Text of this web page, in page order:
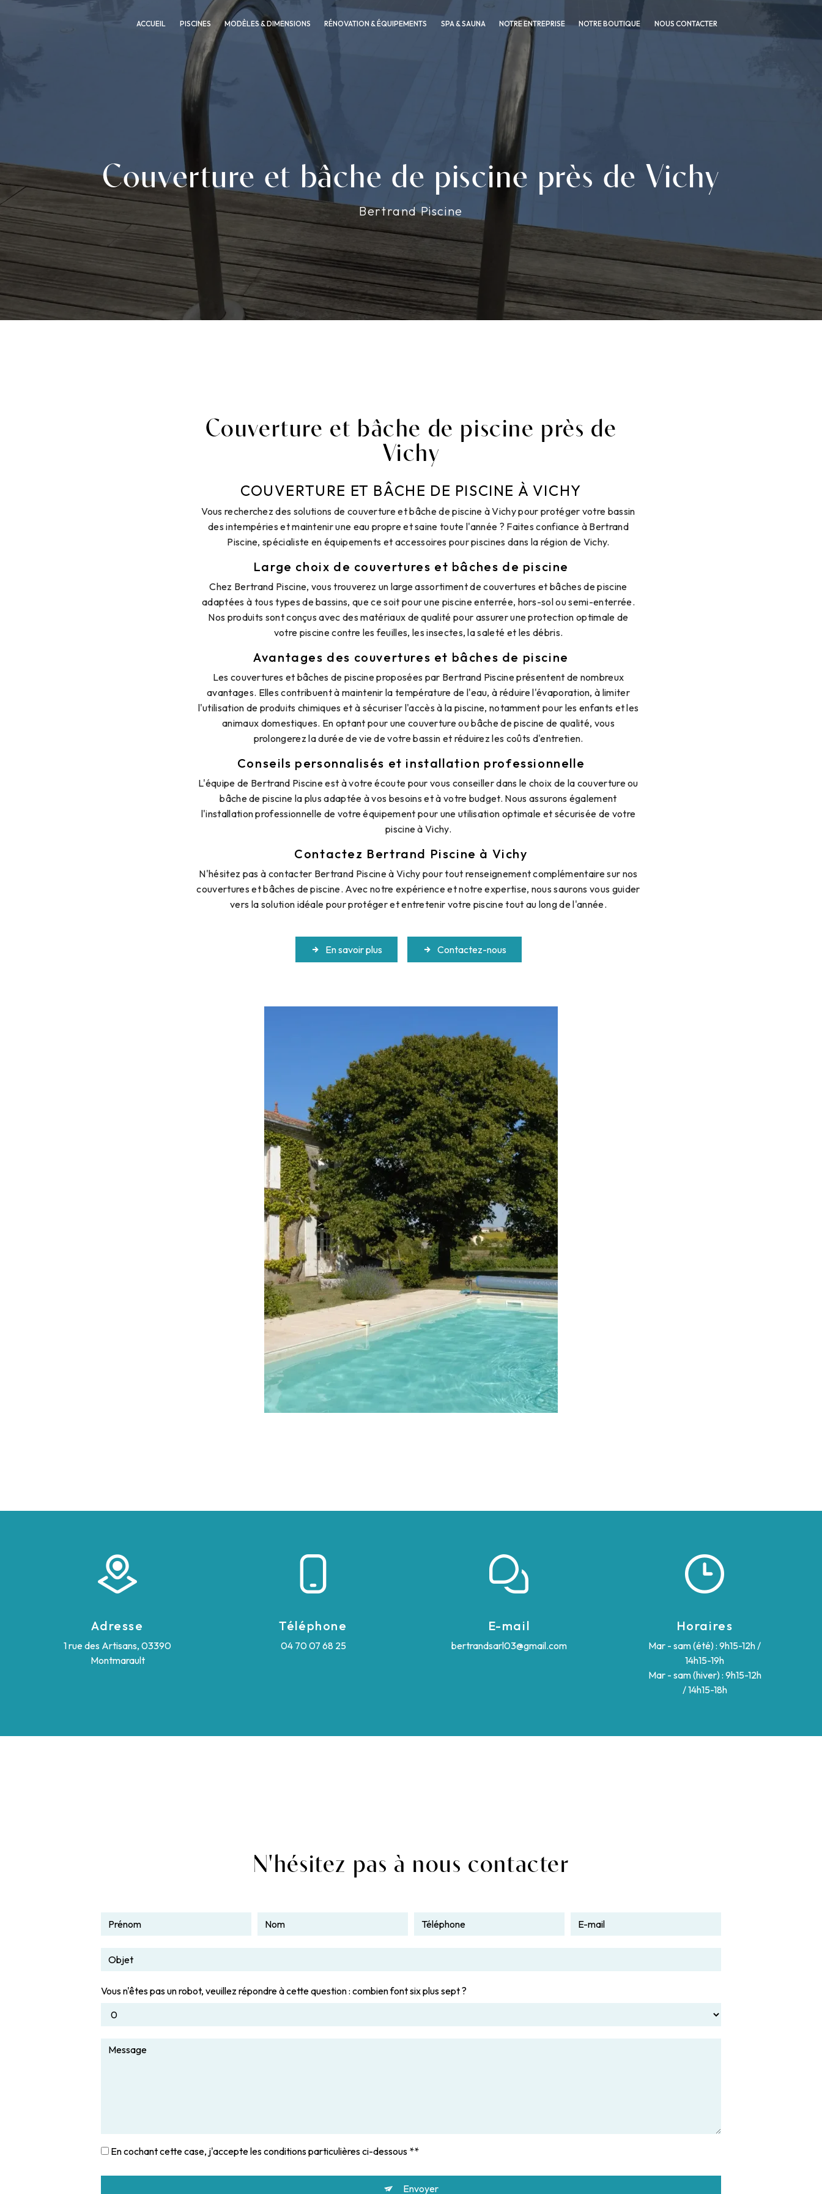
ACCUEIL PISCINES MODÈLES & DIMENSIONS RÉNOVATION & ÉQUIPEMENTS SPA & SAUNA NOTRE ENTREPRISE NOTRE BOUTIQUE NOUS CONTACTER
Couverture et bâche de piscine près de Vichy
Bertrand Piscine
Couverture et bâche de piscine près de
Vichy
COUVERTURE ET BÂCHE DE PISCINE À VICHY
Vous recherchez des solutions de couverture et bâche de piscine à Vichy pour protéger votre bassin
des intempéries et maintenir une eau propre et saine toute l'année ? Faites confiance à Bertrand
Piscine, spécialiste en équipements et accessoires pour piscines dans la région de Vichy.
Large choix de couvertures et bâches de piscine
Chez Bertrand Piscine, vous trouverez un large assortiment de couvertures et bâches de piscine
adaptées à tous types de bassins, que ce soit pour une piscine enterrée, hors-sol ou semi-enterrée.
Nos produits sont conçus avec des matériaux de qualité pour assurer une protection optimale de
votre piscine contre les feuilles, les insectes, la saleté et les débris.
Avantages des couvertures et bâches de piscine
Les couvertures et bâches de piscine proposées par Bertrand Piscine présentent de nombreux
avantages. Elles contribuent à maintenir la température de l'eau, à réduire l'évaporation, à limiter
l'utilisation de produits chimiques et à sécuriser l'accès à la piscine, notamment pour les enfants et les
animaux domestiques. En optant pour une couverture ou bâche de piscine de qualité, vous
prolongerez la durée de vie de votre bassin et réduirez les coûts d'entretien.
Conseils personnalisés et installation professionnelle
L'équipe de Bertrand Piscine est à votre écoute pour vous conseiller dans le choix de la couverture ou
bâche de piscine la plus adaptée à vos besoins et à votre budget. Nous assurons également
l'installation professionnelle de votre équipement pour une utilisation optimale et sécurisée de votre
piscine à Vichy.
Contactez Bertrand Piscine à Vichy
N'hésitez pas à contacter Bertrand Piscine à Vichy pour tout renseignement complémentaire sur nos
couvertures et bâches de piscine. Avec notre expérience et notre expertise, nous saurons vous guider
vers la solution idéale pour protéger et entretenir votre piscine tout au long de l'année.
En savoir plus Contactez-nous
Adresse
1 rue des Artisans, 03390
Montmarault
Téléphone
04 70 07 68 25
E-mail
bertrandsarl03@gmail.com
Horaires
Mar - sam (été) : 9h15-12h /
14h15-19h
Mar - sam (hiver) : 9h15-12h
/ 14h15-18h
N'hésitez pas à nous contacter
Vous n'êtes pas un robot, veuillez répondre à cette question : combien font six plus sept ?
En cochant cette case, j'accepte les conditions particulières ci-dessous **
Envoyer
Panneau de gestion des cookies